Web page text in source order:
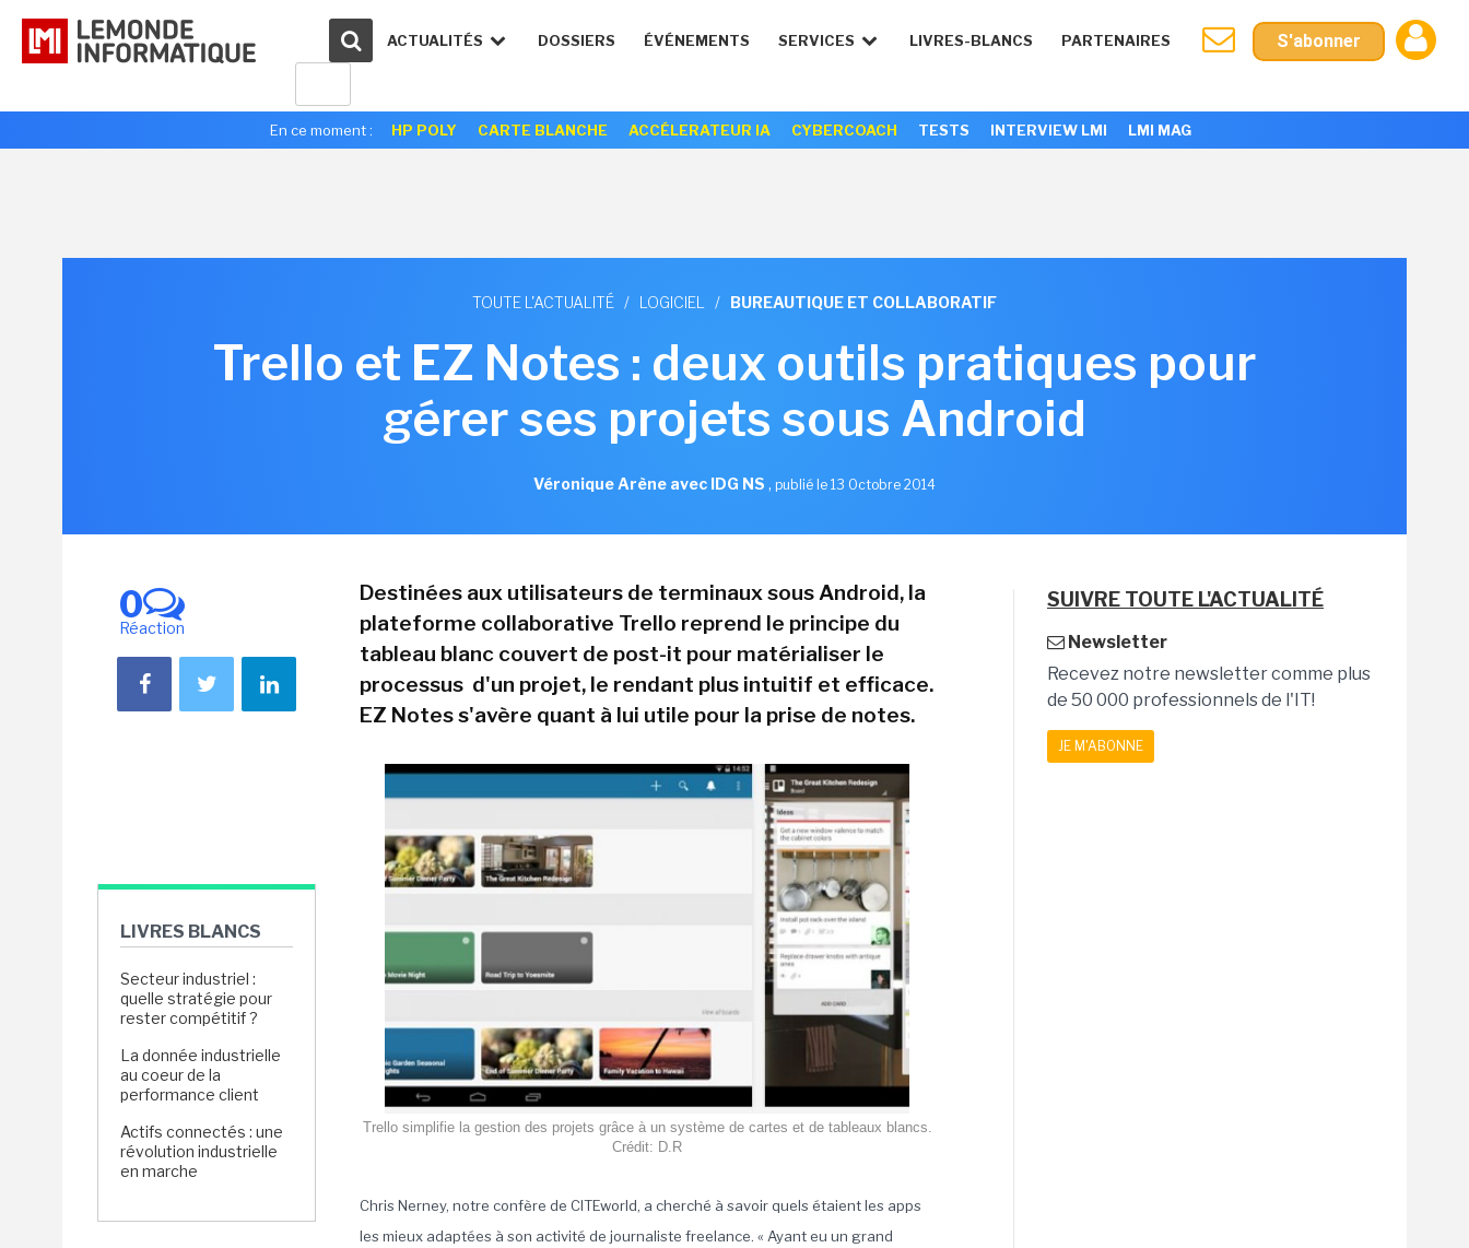
ACTUALITÉS DOSSIERS ÉVÉNEMENTS SERVICES LIVRES-BLANCS PARTENAIRES S'abonner
En ce moment : HP POLY CARTE BLANCHE ACCÉLERATEUR IA CYBERCOACH TESTS INTERVIEW LMI LMI MAG
TOUTE L'ACTUALITÉ / LOGICIEL / BUREAUTIQUE ET COLLABORATIF
Trello et EZ Notes : deux outils pratiques pour
gérer ses projets sous Android
Véronique Arène avec IDG NS , publié le 13 Octobre 2014
0
Réaction
LIVRES BLANCS
Secteur industriel :
quelle stratégie pour
rester compétitif ?
La donnée industrielle
au coeur de la
performance client
Actifs connectés : une
révolution industrielle
en marche
Destinées aux utilisateurs de terminaux sous Android, la
plateforme collaborative Trello reprend le principe du
tableau blanc couvert de post-it pour matérialiser le
processus d'un projet, le rendant plus intuitif et efficace.
EZ Notes s'avère quant à lui utile pour la prise de notes.
Trello simplifie la gestion des projets grâce à un système de cartes et de tableaux blancs.
Crédit: D.R
Chris Nerney, notre confère de CITEworld, a cherché à savoir quels étaient les apps
les mieux adaptées à son activité de journaliste freelance. « Ayant eu un grand
SUIVRE TOUTE L'ACTUALITÉ
Newsletter
Recevez notre newsletter comme plus
de 50 000 professionnels de l'IT!
JE M'ABONNE